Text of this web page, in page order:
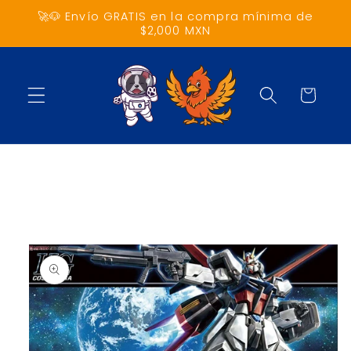
directamente
🚀🐶 Envío GRATIS en la compra mínima de
$2,000 MXN
Carrito
del producto